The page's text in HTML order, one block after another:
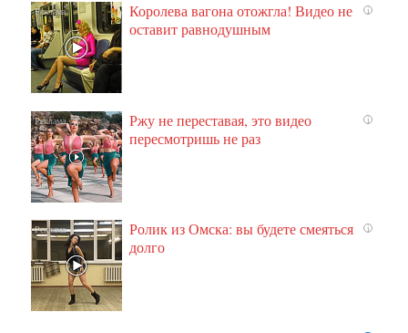
i
Королева вагона отожгла! Видео не
оставит равнодушным
i
Ржу не переставая, это видео
пересмотришь не раз
i
Ролик из Омска: вы будете смеяться
долго